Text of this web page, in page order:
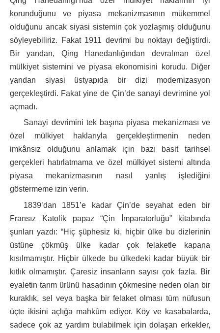
korunduğunu ve piyasa mekanizmasının mükemmel
olduğunu ancak siyasi sistemin çok yozlaşmış olduğunu
söyleyebiliriz. Fakat 1911 devrimi bu noktayı değiştirdi.
Bir yandan, Qing Hanedanlığından devralınan özel
mülkiyet sistemini ve piyasa ekonomisini korudu. Diğer
yandan siyasi üstyapıda bir dizi modernizasyon
gerçekleştirdi. Fakat yine de Çin’de sanayi devrimine yol
açmadı.
Sanayi devrimini tek başına piyasa mekanizması ve
özel mülkiyet haklarıyla gerçekleştirmenin neden
imkânsız olduğunu anlamak için bazı basit tarihsel
gerçekleri hatırlatmama ve özel mülkiyet sistemi altında
piyasa mekanizmasının nasıl yanlış işlediğini
göstermeme izin verin.
1839’dan 1851’e kadar Çin’de seyahat eden bir
Fransız Katolik papaz “Çin İmparatorluğu” kitabında
şunları yazdı: “Hiç şüphesiz ki, hiçbir ülke bu dizlerinin
üstüne çökmüş ülke kadar çok felaketle kapana
kısılmamıştır. Hiçbir ülkede bu ülkedeki kadar büyük bir
kıtlık olmamıştır. Çaresiz insanların sayısı çok fazla. Bir
eyaletin tarım ürünü hasadının çökmesine neden olan bir
kuraklık, sel veya başka bir felaket olması tüm nüfusun
üçte ikisini açlığa mahkûm ediyor. Köy ve kasabalarda,
sadece çok az yardım bulabilmek için dolaşan erkekler,